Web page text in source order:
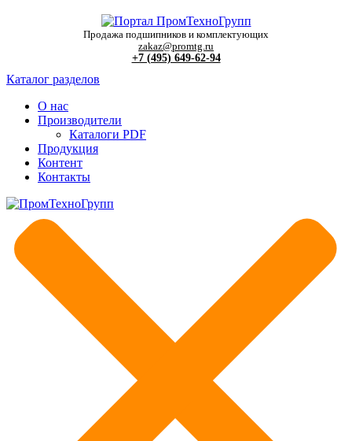
Продажа подшипников и комплектующих
zakaz@promtg.ru
+7 (495) 649-62-94
Каталог разделов
О нас
Производители
Каталоги PDF
Продукция
Контент
Контакты